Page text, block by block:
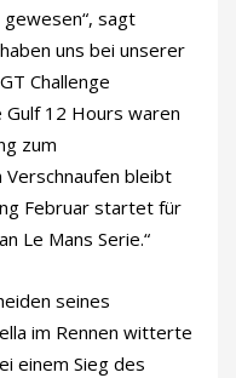
sagt
uns bei unserer
Challenge
12 Hours waren
zum
Verschnaufen bleibt
Februar startet für
Le Mans Serie.“
seines
im Rennen witterte
einem Sieg des